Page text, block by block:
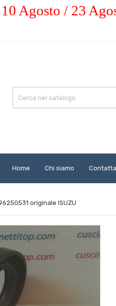
Agosto / 23
Home Chi siamo
originale ISUZU